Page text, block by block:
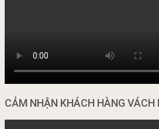
CẢM NHẬN KHÁCH HÀNG